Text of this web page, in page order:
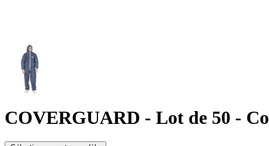
COVERGUARD - Lot de 50 -